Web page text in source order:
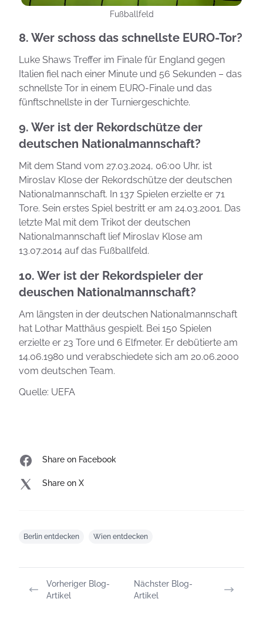
Fußballfeld
8. Wer schoss das schnellste EURO-Tor?
Luke Shaws Treffer im Finale für England gegen
Italien fiel nach einer Minute und 56 Sekunden – das
schnellste Tor in einem EURO-Finale und das
fünftschnellste in der Turniergeschichte.
9. Wer ist der Rekordschütze der
deutschen Nationalmannschaft?
Mit dem Stand vom 27.03.2024, 06:00 Uhr, ist
Miroslav Klose der Rekordschütze der deutschen
Nationalmannschaft. In 137 Spielen erzielte er 71
Tore. Sein erstes Spiel bestritt er am 24.03.2001. Das
letzte Mal mit dem Trikot der deutschen
Nationalmannschaft lief Miroslav Klose am
13.07.2014 auf das Fußballfeld.
10. Wer ist der Rekordspieler der
deuschen Nationalmannschaft?
Am längsten in der deutschen Nationalmannschaft
hat Lothar Matthäus gespielt. Bei 150 Spielen
erzielte er 23 Tore und 6 Elfmeter. Er debütierte am
14.06.1980 und verabschiedete sich am 20.06.2000
vom deutschen Team.
Quelle: UEFA
Share on Facebook
Share on X
Berlin entdecken Wien entdecken
Vorheriger Blog-
Artikel
Nächster Blog-
Artikel